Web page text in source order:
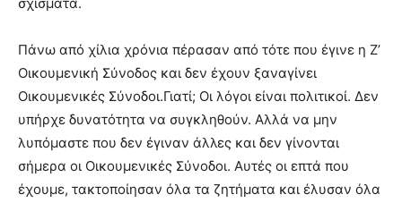
Πάνω από χίλια χρόνια πέρασαν από τότε που έγινε η Ζ’
Οικουμενική Σύνοδος και δεν έχουν ξαναγίνει
Οικουμενικές Σύνοδοι.Γιατί; Οι λόγοι είναι πολιτικοί. Δεν
υπήρχε δυνατότητα να συγκληθούν. Αλλά να μην
λυπόμαστε που δεν έγιναν άλλες και δεν γίνονται
σήμερα οι Οικουμενικές Σύνοδοι. Αυτές οι επτά που
έχουμε, τακτοποίησαν όλα τα ζητήματα και έλυσαν όλα